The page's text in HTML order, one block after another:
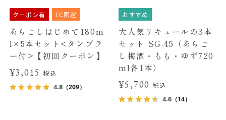
クーポン有 EC限定
あらごしはじめて180m
l×5本セット<タンブラ
ー付>【初回クーポン】
¥3,015税込
4.8（209）
おすすめ
大人気リキュールの3本
セット SG-45（あらご
し梅酒・もも・ゆず720
ml各1本）
¥5,700 税込
4.6 （14）